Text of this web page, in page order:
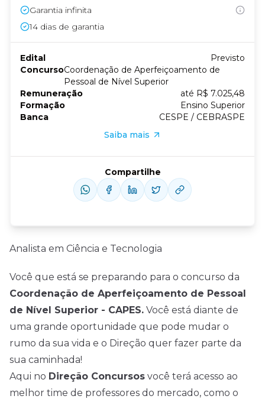
Analista em Ciência e Tecnologia
Você que está se preparando para o concurso da
Coordenação de Aperfeiçoamento de Pessoal
de Nível Superior - CAPES. Você está diante de
uma grande oportunidade que pode mudar o
rumo da sua vida e o Direção quer fazer parte da
sua caminhada!
Aqui no Direção Concursos você terá acesso ao
melhor time de professores do mercado, como o
Garantia infinita
14 dias de garantia
Edital
Previsto
ConcursoCoordenação de Aperfeiçoamento de
Pessoal de Nível Superior
Remuneração
até R$ 7.025,48
Formação
Ensino Superior
Banca
CESPE / CEBRASPE
Saiba mais
Compartilhe